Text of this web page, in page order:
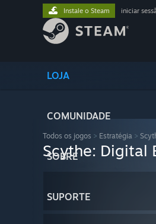
LOJA
COMUNIDADE
SOBRE
SUPORTE
Instale o Steam iniciar
Todos os jogos > Estratégia >
Scythe: Digital